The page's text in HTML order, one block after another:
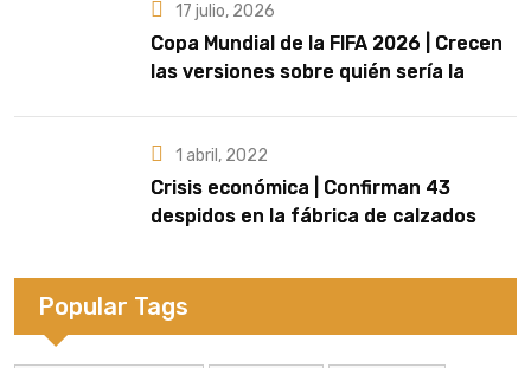
17 julio, 2026
Copa Mundial de la FIFA 2026 | Crecen
las versiones sobre quién sería la
1 abril, 2022
Crisis económica | Confirman 43
despidos en la fábrica de calzados
Popular Tags